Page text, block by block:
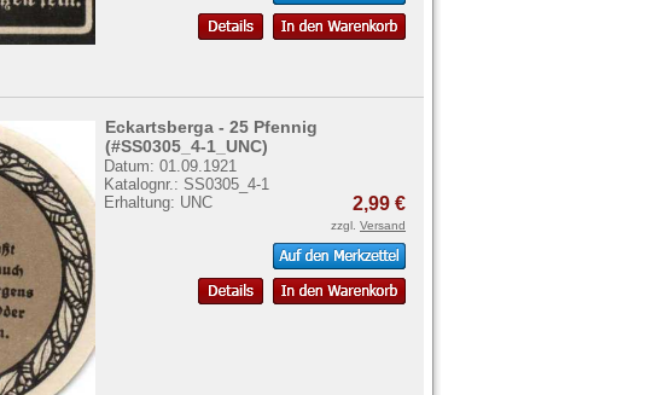
Eckartsberga - 25 Pfennig
(#SS0305_4-1_UNC)
Datum: 01.09.1921
Katalognr.: SS0305_4-1
Erhaltung: UNC
2,99 €
zzgl. Versand